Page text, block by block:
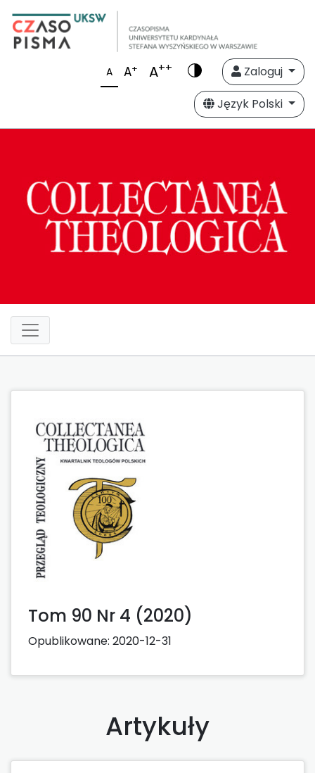
A A+ A++
Zaloguj
Język Polski
Tom 90 Nr 4 (2020)
Opublikowane: 2020-12-31
Artykuły